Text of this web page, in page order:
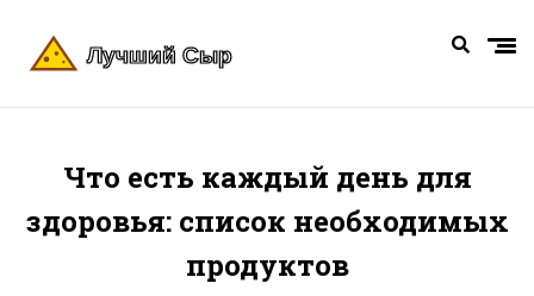
Что есть каждый день для
здоровья: список необходимых
продуктов